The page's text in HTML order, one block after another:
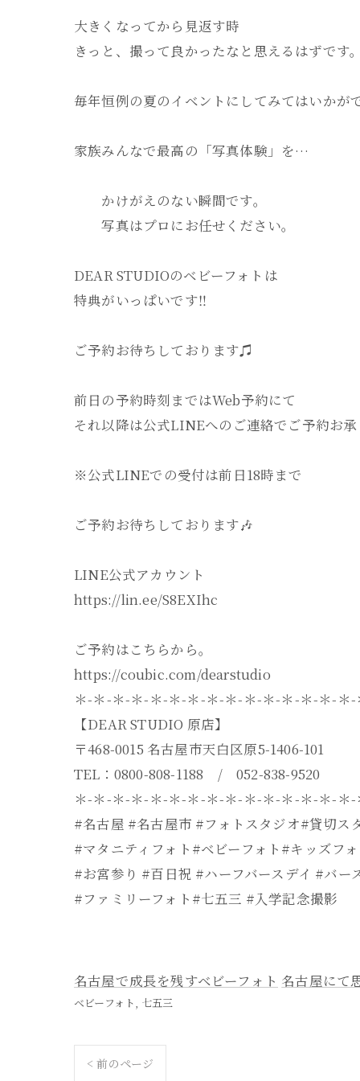
大きくなってから見返す時
きっと、撮って良かったなと思えるはずです。
毎年恒例の夏のイベントにしてみてはいかが
家族みんなで最高の「写真体験」を…
かけがえのない瞬間です。
写真はプロにお任せください。
DEAR STUDIOのベビーフォトは
特典がいっぱいです‼️
ご予約お待ちしております♫
前日の予約時刻まではWeb予約にて
それ以降は公式LINEへのご連絡でご予約お承
※公式LINEでの受付は前日18時まで
ご予約お待ちしております🎶
LINE公式アカウント
https://lin.ee/S8EXIhc
ご予約はこちらから。
https://coubic.com/dearstudio
＊-＊-＊-＊-＊-＊-＊-＊-＊-＊-＊-＊-＊-＊-＊-
【DEAR STUDIO 原店】
〒468-0015 名古屋市天白区原5-1406-101
TEL：0800-808-1188 / 052-838-9520
＊-＊-＊-＊-＊-＊-＊-＊-＊-＊-＊-＊-＊-＊-＊-
#名古屋 #名古屋市 #フォトスタジオ#貸切ス
#マタニティフォト#ベビーフォト#キッズフォ
#お宮参り #百日祝 #ハーフバースデイ #バー
#ファミリーフォト#七五三 #入学記念撮影
名古屋で成長を残すベビーフォト 名古屋にて
ベビーフォト 七五三
< 前のページ